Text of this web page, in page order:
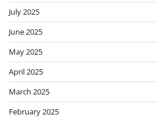
July 2025
June 2025
May 2025
April 2025
March 2025
February 2025